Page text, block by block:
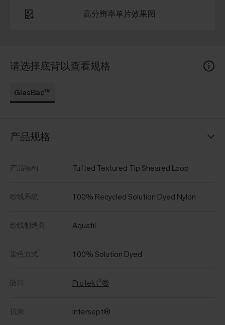
请选择底背以查看规格
GlasBac™
产品规格
产品结构 Tufted Textured Tip Sheared Loop
纱线系统 100% Recycled Solution Dyed Nylon
纱线制造商 Aquafil
染色方式 100% Solution Dyed
防污 Protekt²®
抗菌 Intersept®
高分辨率单片效果图